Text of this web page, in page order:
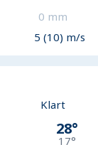
0 mm
5 (10) m/s
Klart
28°
17°